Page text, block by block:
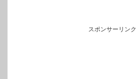
スポンサーリンク